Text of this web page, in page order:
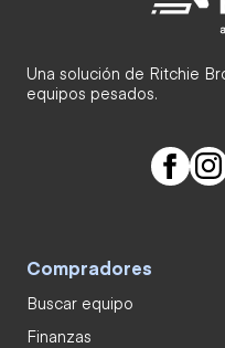
Una solución de Ritchie
equipos pesados.
Compradores
Buscar equipo
Finanzas